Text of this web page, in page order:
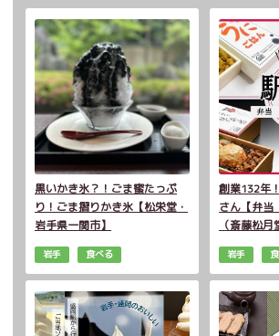
黒いかき氷？！ごま蜜たっぷ
り！ごま摺りかき氷【松栄堂・
岩手県一関市】
岩手 食べる
創業132年
さん【弁
（斎藤松月
岩手